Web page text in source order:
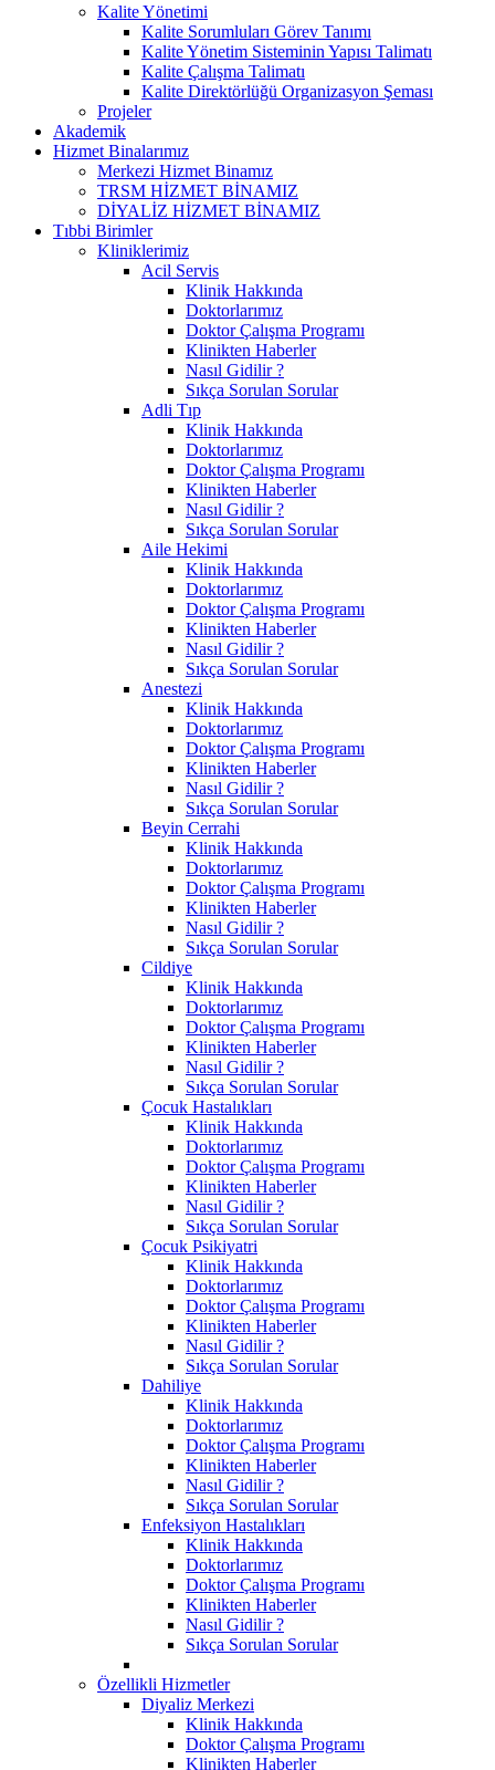
Kalite Yönetimi
Kalite Sorumluları Görev Tanımı
Kalite Yönetim Sisteminin Yapısı Talimatı
Kalite Çalışma Talimatı
Kalite Direktörlüğü Organizasyon Şeması
Projeler
Akademik
Hizmet Binalarımız
Merkezi Hizmet Binamız
TRSM HİZMET BİNAMIZ
DİYALİZ HİZMET BİNAMIZ
Tıbbi Birimler
Kliniklerimiz
Acil Servis
Klinik Hakkında
Doktorlarımız
Doktor Çalışma Programı
Klinikten Haberler
Nasıl Gidilir ?
Sıkça Sorulan Sorular
Adli Tıp
Klinik Hakkında
Doktorlarımız
Doktor Çalışma Programı
Klinikten Haberler
Nasıl Gidilir ?
Sıkça Sorulan Sorular
Aile Hekimi
Klinik Hakkında
Doktorlarımız
Doktor Çalışma Programı
Klinikten Haberler
Nasıl Gidilir ?
Sıkça Sorulan Sorular
Anestezi
Klinik Hakkında
Doktorlarımız
Doktor Çalışma Programı
Klinikten Haberler
Nasıl Gidilir ?
Sıkça Sorulan Sorular
Beyin Cerrahi
Klinik Hakkında
Doktorlarımız
Doktor Çalışma Programı
Klinikten Haberler
Nasıl Gidilir ?
Sıkça Sorulan Sorular
Cildiye
Klinik Hakkında
Doktorlarımız
Doktor Çalışma Programı
Klinikten Haberler
Nasıl Gidilir ?
Sıkça Sorulan Sorular
Çocuk Hastalıkları
Klinik Hakkında
Doktorlarımız
Doktor Çalışma Programı
Klinikten Haberler
Nasıl Gidilir ?
Sıkça Sorulan Sorular
Çocuk Psikiyatri
Klinik Hakkında
Doktorlarımız
Doktor Çalışma Programı
Klinikten Haberler
Nasıl Gidilir ?
Sıkça Sorulan Sorular
Dahiliye
Klinik Hakkında
Doktorlarımız
Doktor Çalışma Programı
Klinikten Haberler
Nasıl Gidilir ?
Sıkça Sorulan Sorular
Enfeksiyon Hastalıkları
Klinik Hakkında
Doktorlarımız
Doktor Çalışma Programı
Klinikten Haberler
Nasıl Gidilir ?
Sıkça Sorulan Sorular
Özellikli Hizmetler
Diyaliz Merkezi
Klinik Hakkında
Doktor Çalışma Programı
Klinikten Haberler